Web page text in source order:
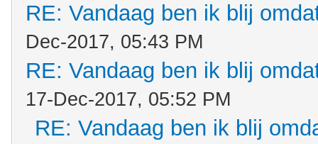
RE: Vandaag ben ik blij
Dec-2017, 05:43 PM
RE: Vandaag ben ik blij
17-Dec-2017, 05:52 PM
RE: Vandaag ben ik blij